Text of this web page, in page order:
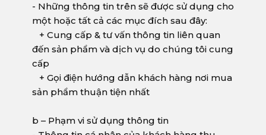
- Những thông tin trên sẽ được sử dụng cho
một hoặc tất cả các mục đích sau đây:
+ Cung cấp & tư vấn thông tin liên quan
đến sản phẩm và dịch vụ do chúng tôi cung
cấp
+ Gọi điện hướng dẫn khách hàng nơi mua
sản phẩm thuận tiện nhất
b – Phạm vi sử dụng thông tin